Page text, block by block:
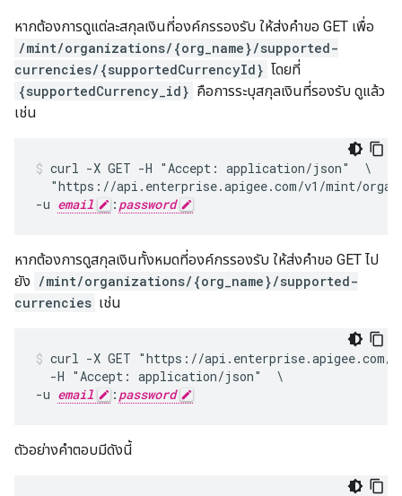
หากต้องการดูแต่ละสกุลเงินที่องค์กรรองรับ ให้ส่งคำขอ GET เพื่อ
/mint/organizations/{org_name}/supported-
currencies/{supportedCurrencyId} โดยที่
{supportedCurrency_id} คือการระบุสกุลเงินที่รองรับ ดูแล้ว
เช่น
curl -X GET -H "Accept: application/json"  \
"https://api.enterprise.apigee.com/v1/mint/
-u email : password
หากต้องการดูสกุลเงินทั้งหมดที่องค์กรรองรับ ให้ส่งคำขอ GET ไป
ยัง /mint/organizations/{org_name}/supported-
currencies เช่น
curl -X GET "https://api.enterprise.apigee.com/
  -H "Accept: application/json"  \
-u email : password
ตัวอย่างคําตอบมีดังนี้